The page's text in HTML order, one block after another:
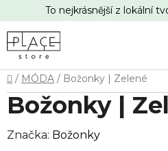
na
obsah
To nejkrásnější z lokální
Domů
/ MÓDA / Božonky | Zelené
Božonky |
Značka: Božonky